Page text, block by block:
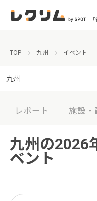
TOP 九州 イベント
九州
レポート 施設・
九州の2026
ベント